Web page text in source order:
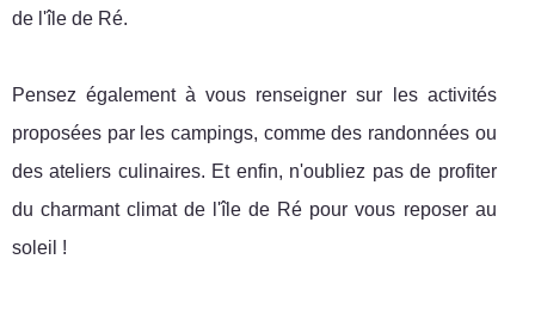
de l'île de Ré.
Pensez également à vous renseigner sur les activités
proposées par les campings, comme des randonnées ou
des ateliers culinaires. Et enfin, n'oubliez pas de profiter
du charmant climat de l'île de Ré pour vous reposer au
soleil !